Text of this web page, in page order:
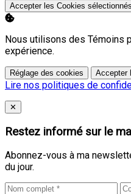
Accepter les Cookies sélectionnés
Nous utilisons des Témoins
expérience.
Réglage des cookies Accepter
Lire nos politiques de
Close
✕
Restez informé sur le
Abonnez-vous à ma
du jour.